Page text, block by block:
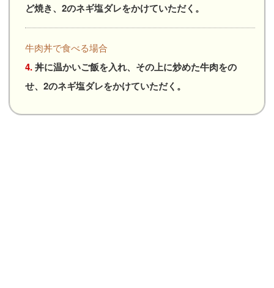
ど焼き、2のネギ塩ダレをかけていただく。
牛肉丼で食べる場合
4.丼に温かいご飯を入れ、その上に炒めた牛肉をの
せ、2のネギ塩ダレをかけていただく。